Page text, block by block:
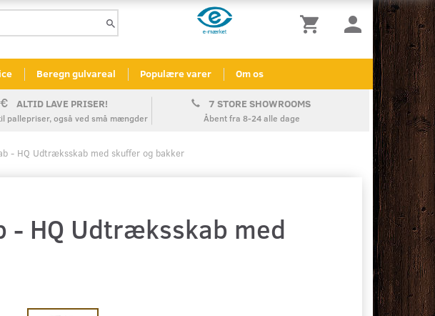
Beregn gulvareal Populære varer Om os
ALTID LAVE PRISER!
pallepriser, også ved små mængder
7 STORE SHOWROOMS
Åbent fra 8-24 alle dage
- HQ Udtræksskab med skuffer og bakker
- HQ Udtræksskab med